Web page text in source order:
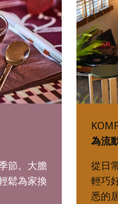
節。大膽
鬆為家換
為流
從日
輕巧
悉的